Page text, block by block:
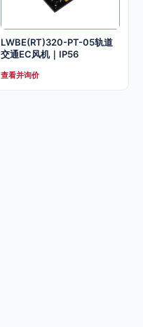
LWBE(RT)320-PT-05轨道
交通EC风机｜IP56
查看并询价